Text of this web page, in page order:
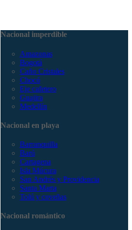
Nacional imperdible
Amazonas
Bogotá
Caño Cristales
Chocó
Eje cafetero
Guajira
Medellín
Nacional en playa
Barranquilla
Barú
Cartagena
Isla Múcura
San Andrés y Providencia
Santa Marta
Tolú y coveñas
Nacional romántico